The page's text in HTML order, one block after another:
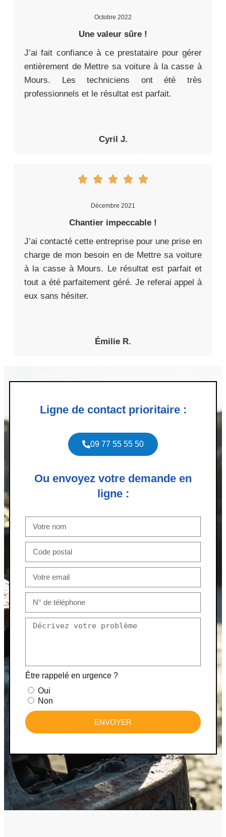
Octobre 2022
Une valeur sûre !
J’ai fait confiance à ce prestataire pour gérer
entièrement de Mettre sa voiture à la casse à
Mours. Les techniciens ont été très
professionnels et le résultat est parfait.
Cyril J.
Décembre 2021
Chantier impeccable !
J’ai contacté cette entreprise pour une prise en
charge de mon besoin en de Mettre sa voiture
à la casse à Mours. Le résultat est parfait et
tout a été parfaitement géré. Je referai appel à
eux sans hésiter.
Émilie R.
Ligne de contact prioritaire :
09 77 55 55 50
Ou envoyez votre demande en
ligne :
Être rappelé en urgence ?
Oui
Non
ENVOYER